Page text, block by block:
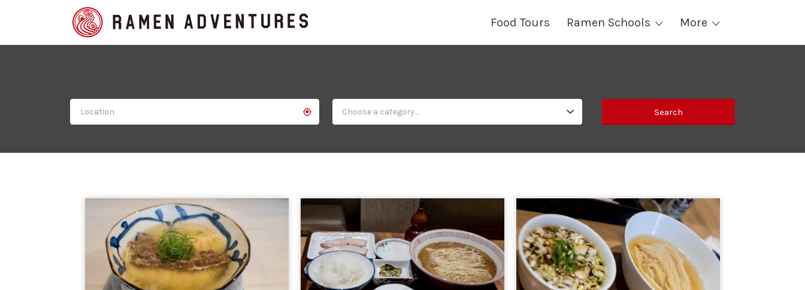
Food Tours Ramen Schools More
Search
for:
Choose a category… Search